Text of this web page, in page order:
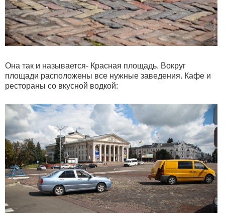
Она так и называется- Красная площадь. Вокруг
площади расположены все нужные заведения. Кафе и
рестораны со вкусной водкой: